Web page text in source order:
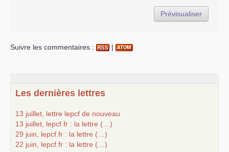
Suivre les commentaires : |
Les dernières lettres
13 juillet, lettre lepcf de nouveau
13 juillet, lepcf.fr : la lettre (…)
29 juin, lepcf.fr : la lettre (…)
22 juin, lepcf.fr : la lettre (…)